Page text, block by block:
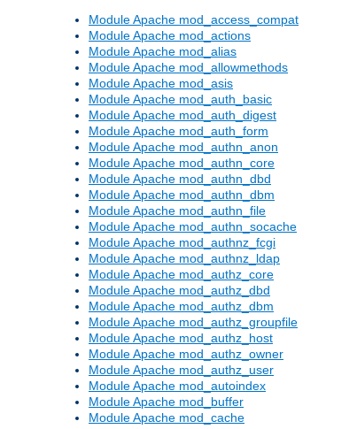
Module Apache mod_access_compat
Module Apache mod_actions
Module Apache mod_alias
Module Apache mod_allowmethods
Module Apache mod_asis
Module Apache mod_auth_basic
Module Apache mod_auth_digest
Module Apache mod_auth_form
Module Apache mod_authn_anon
Module Apache mod_authn_core
Module Apache mod_authn_dbd
Module Apache mod_authn_dbm
Module Apache mod_authn_file
Module Apache mod_authn_socache
Module Apache mod_authnz_fcgi
Module Apache mod_authnz_ldap
Module Apache mod_authz_core
Module Apache mod_authz_dbd
Module Apache mod_authz_dbm
Module Apache mod_authz_groupfile
Module Apache mod_authz_host
Module Apache mod_authz_owner
Module Apache mod_authz_user
Module Apache mod_autoindex
Module Apache mod_buffer
Module Apache mod_cache